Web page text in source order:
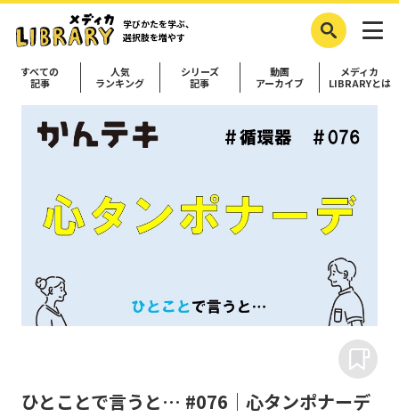
学びかたを学ぶ、
選択肢を増やす
すべての
記事
人気
ランキング
シリーズ
記事
動画
アーカイブ
メディカ
LIBRARYとは
ひとことで言うと… #076｜心タンポナーデ